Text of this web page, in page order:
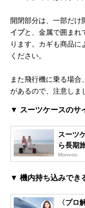
開閉部分は、一部だけ
イプと、金属で囲まれ
ります。カギも商品
ください。
また飛行機に乗る場
があるので、注意しま
▼ スーツケースのサ
スーツ
ら長期
Moovoo
▼ 機内持ち込みでき
〈プロ